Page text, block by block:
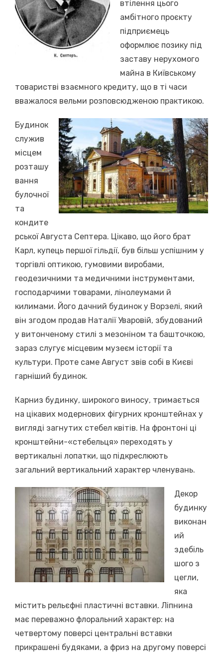
втілення цього
амбітного проєкту
підприємець
оформлює позику під
заставу нерухомого
майна в Київському
товаристві взаємного кредиту, що в ті часи
вважалося вельми розповсюдженою практикою.
Будинок
служив
місцем
розташу
вання
булочної
та
кондите
рської Августа Септера. Цікаво, що його брат
Карл, купець першої гільдії, був більш успішним у
торгівлі оптикою, гумовими виробами,
геодезичними та медичними інструментами,
господарчими товарами, лінолеумами й
килимами. Його дачний будинок у Ворзелі, який
він згодом продав Наталії Уваровій, збудований
у витонченому стилі з мезоніном та башточкою,
зараз слугує місцевим музеєм історії та
культури. Проте саме Август звів собі в Києві
гарніший будинок.
Карниз будинку, широкого виносу, тримається
на цікавих модернових фігурних кронштейнах у
вигляді загнутих стебел квітів. На фронтоні ці
кронштейни-«стебельця» переходять у
вертикальні лопатки, що підкреслюють
загальний вертикальний характер членувань.
Декор
будинку
виконан
ий
здебіль
шого з
цегли,
яка
містить рельєфні пластичні вставки. Ліпнина
має переважно флоральний характер: на
четвертому поверсі центральні вставки
прикрашені будяками, а фриз на другому поверсі